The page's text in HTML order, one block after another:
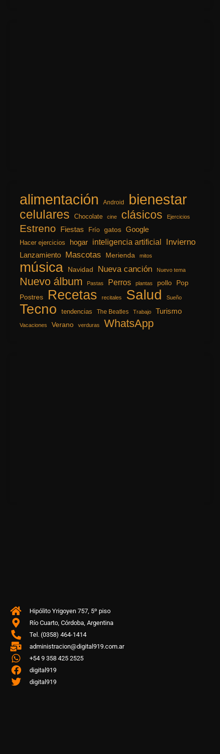
alimentación Android bienestar
celulares Chocolate cine clásicos Ejercicios
Estreno Fiestas Frío gatos Google
Hacer ejercicios hogar inteligencia artificial Invierno
Lanzamiento Mascotas Merienda mitos
música Navidad Nueva canción Nuevo tema
Nuevo álbum Pastas Perros plantas pollo
Pop
Postres
Recetas recitales Salud Sueño
Tecno tendencias The Beatles Trabajo Turismo
Vacaciones Verano verduras WhatsApp
Hipólito Yrigoyen 757, 5º piso
Río Cuarto, Córdoba, Argentina
Tel. (0358) 464-1414
administracion@digital919.com.ar
+54 9 358 425 2525
digital919
digital919